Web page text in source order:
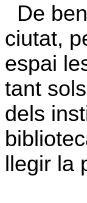
De
ciutat,
espai
tant
dels
llegir la